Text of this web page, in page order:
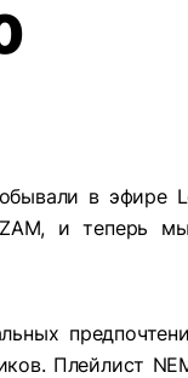
в эфире
и теперь
Плейлист